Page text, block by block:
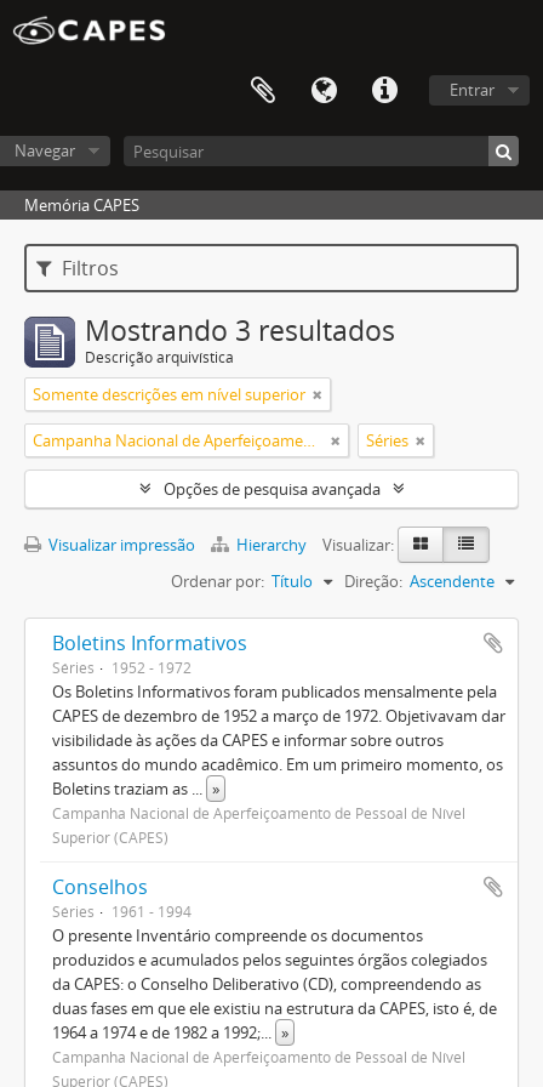
Entrar
Navegar
Memória CAPES
Filtros
Mostrando 3 resultados
Descrição arquivística
Somente descrições em nível superior
Campanha Nacional de Aperfeiçoamento de Pessoal de Nível Superior (CAPES) Séries
Opções de pesquisa avançada
Visualizar impressão Hierarchy
Visualizar:
Ordenar por: Título Direção: Ascendente
Boletins Informativos
Séries 1952 - 1972
Os Boletins Informativos foram publicados mensalmente pela
CAPES de dezembro de 1952 a março de 1972. Objetivavam dar
visibilidade às ações da CAPES e informar sobre outros
assuntos do mundo acadêmico. Em um primeiro momento, os
Boletins traziam as ... »
Campanha Nacional de Aperfeiçoamento de Pessoal de Nível
Superior (CAPES)
Conselhos
Séries 1961 - 1994
O presente Inventário compreende os documentos
produzidos e acumulados pelos seguintes órgãos colegiados
da CAPES: o Conselho Deliberativo (CD), compreendendo as
duas fases em que ele existiu na estrutura da CAPES, isto é, de
1964 a 1974 e de 1982 a 1992;... »
Campanha Nacional de Aperfeiçoamento de Pessoal de Nível
Superior (CAPES)